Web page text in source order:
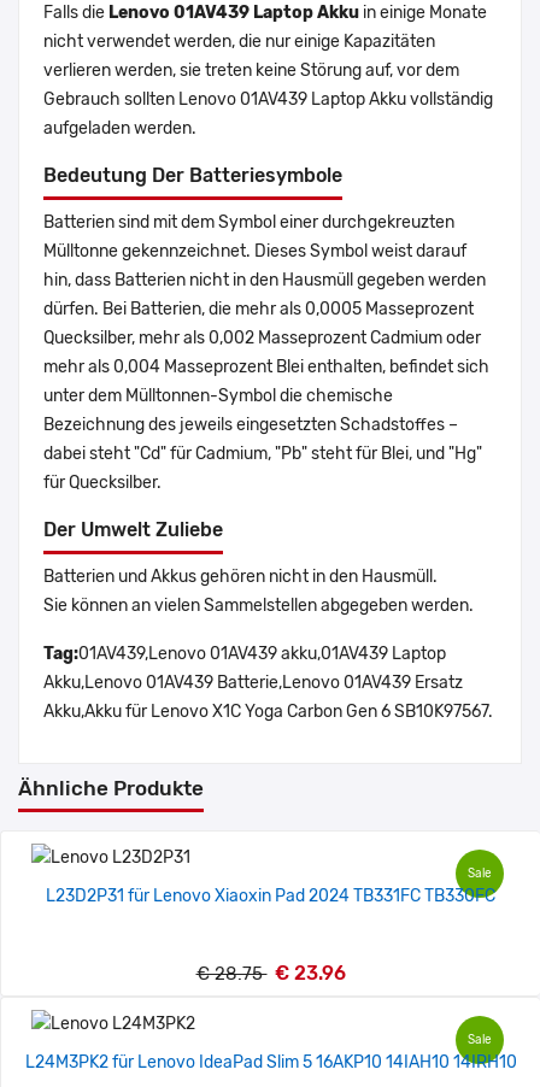
Falls die Lenovo 01AV439 Laptop Akku in einige Monate
nicht verwendet werden, die nur einige Kapazitäten
verlieren werden, sie treten keine Störung auf, vor dem
Gebrauch sollten Lenovo 01AV439 Laptop Akku vollständig
aufgeladen werden.
Bedeutung Der Batteriesymbole
Batterien sind mit dem Symbol einer durchgekreuzten
Mülltonne gekennzeichnet. Dieses Symbol weist darauf
hin, dass Batterien nicht in den Hausmüll gegeben werden
dürfen. Bei Batterien, die mehr als 0,0005 Masseprozent
Quecksilber, mehr als 0,002 Masseprozent Cadmium oder
mehr als 0,004 Masseprozent Blei enthalten, befindet sich
unter dem Mülltonnen-Symbol die chemische
Bezeichnung des jeweils eingesetzten Schadstoffes –
dabei steht "Cd" für Cadmium, "Pb" steht für Blei, und "Hg"
für Quecksilber.
Der Umwelt Zuliebe
Batterien und Akkus gehören nicht in den Hausmüll.
Sie können an vielen Sammelstellen abgegeben werden.
Tag:01AV439,Lenovo 01AV439 akku,01AV439 Laptop
Akku,Lenovo 01AV439 Batterie,Lenovo 01AV439 Ersatz
Akku,Akku für Lenovo X1C Yoga Carbon Gen 6 SB10K97567.
Ähnliche Produkte
Sale
L23D2P31 für Lenovo Xiaoxin Pad 2024 TB331FC TB330FC
€ 28.75 € 23.96
Sale
L24M3PK2 für Lenovo IdeaPad Slim 5 16AKP10 14IAH10 14IRH10